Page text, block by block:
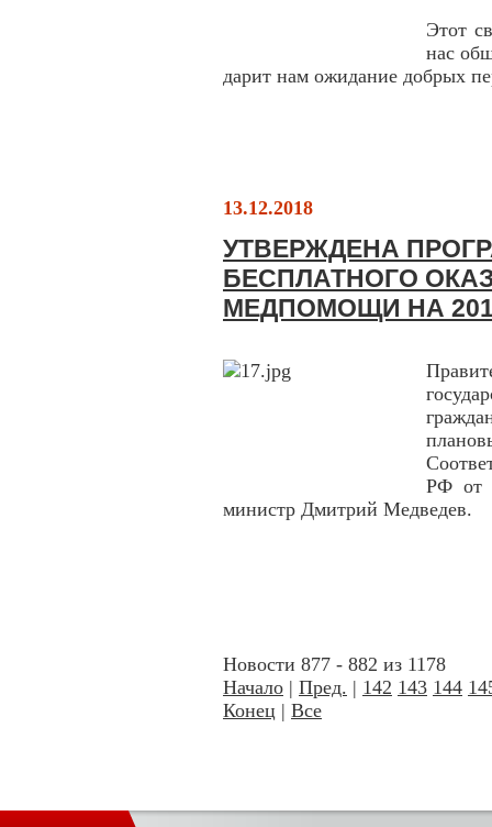
Этот
нас
дарит нам ожидание добрых
13.12.2018
УТВЕРЖДЕНА
БЕСПЛАТНОГО
МЕДПОМОЩИ НА
РФ от
министр Дмитрий Медведев.
Новости 877 - 882 из 1178
Начало | Пред. | 142 143 144
Конец | Все